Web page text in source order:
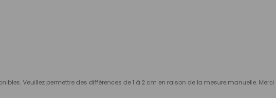
Veuillez permettre des différences de 1 à 2 cm en raison de la mesure manuelle.